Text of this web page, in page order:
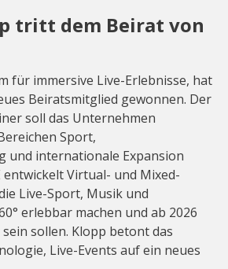
tritt dem Beirat von
für immersive Live-Erlebnisse, hat
Beiratsmitglied gewonnen. Der
soll das Unternehmen
Sport,
und internationale Expansion
entwickelt Virtual- und Mixed-
Live-Sport, Musik und
erlebbar machen und ab 2026
sollen. Klopp betont das
Live-Events auf ein neues